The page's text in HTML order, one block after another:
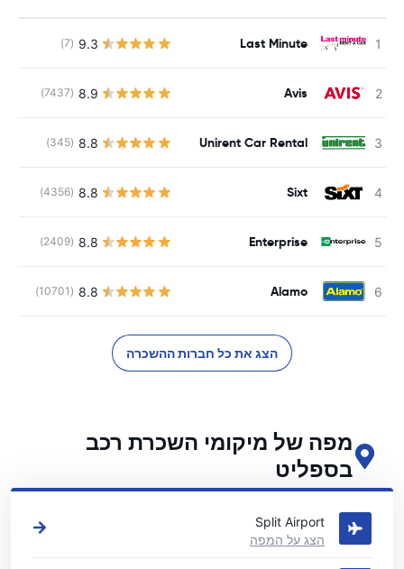
Last Minute
9.3
(7)
Avis
8.9
(7437)
Unirent Car Rental
8.8
(345)
Sixt
8.8
(4356)
Enterprise
8.8
(2409)
Alamo
8.8
(10701)
הצג את כל חברות ההשכרה
מפה של מיקומי השכרת רכב
בספליט
ראה את מיקומי השכרת הרכב העיקריים שלנו בספליט
Split Airport
הצג על המפה